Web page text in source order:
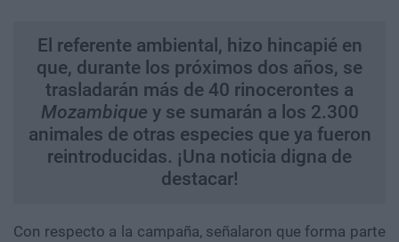
El referente ambiental, hizo hincapié en
que, durante los próximos dos años, se
trasladarán más de 40 rinocerontes a
Mozambique y se sumarán a los 2.300
animales de otras especies que ya fueron
reintroducidas. ¡Una noticia digna de
destacar!
Con respecto a la campaña, señalaron que forma parte